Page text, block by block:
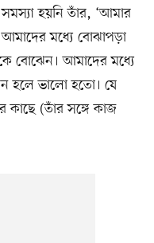
হয়নি তাঁর, ‘আমার
মধ্যে বোঝাপড়া
বোঝেন। আমাদের মধ্যে
হলে ভালো হতো। যে
(তাঁর সঙ্গে কাজ